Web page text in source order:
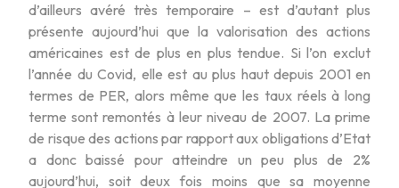
d’ailleurs avéré très temporaire – est d’autant plus
présente aujourd’hui que la valorisation des actions
américaines est de plus en plus tendue. Si l’on exclut
l’année du Covid, elle est au plus haut depuis 2001 en
termes de PER, alors même que les taux réels à long
terme sont remontés à leur niveau de 2007. La prime
de risque des actions par rapport aux obligations d’Etat
a donc baissé pour atteindre un peu plus de 2%
aujourd’hui, soit deux fois moins que sa moyenne